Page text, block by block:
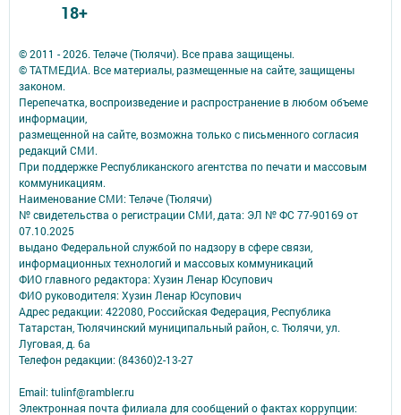
© 2011 - 2026. Теләче (Тюлячи). Все права защищены.
© ТАТМЕДИА. Все материалы, размещенные на сайте, защищены
законом.
Перепечатка, воспроизведение и распространение в любом объеме
информации,
размещенной на сайте, возможна только с письменного согласия
редакций СМИ.
При поддержке Республиканского агентства по печати и массовым
коммуникациям.
Наименование СМИ: Теләче (Тюлячи)
№ свидетельства о регистрации СМИ, дата: ЭЛ № ФС 77-90169 от
07.10.2025
выдано Федеральной службой по надзору в сфере связи,
информационных технологий и массовых коммуникаций
ФИО главного редактора: Хузин Ленар Юсупович
ФИО руководителя: Хузин Ленар Юсупович
Адрес редакции: 422080, Российская Федерация, Республика
Татарстан, Тюлячинский муниципальный район, с. Тюлячи, ул.
Луговая, д. 6а
Телефон редакции: (84360)2-⁠13-⁠27
Email: tulinf@rambler.ru
Электронная почта филиала для сообщений о фактах коррупции:
18+